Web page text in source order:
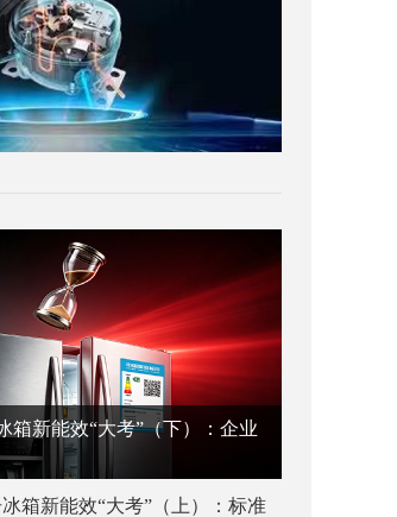
箱新能效“大考”（下）：企业
冰箱新能效“大考”（上）：标准